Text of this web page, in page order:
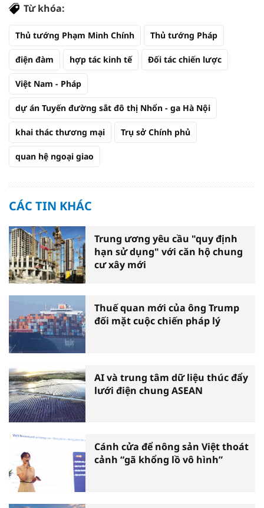
Từ khóa:
Thủ tướng Phạm Minh Chính Thủ tướng Pháp
điện đàm hợp tác kinh tế Đối tác chiến lược
Việt Nam - Pháp
dự án Tuyến đường sắt đô thị Nhổn - ga Hà Nội
khai thác thương mại Trụ sở Chính phủ
quan hệ ngoại giao
CÁC TIN KHÁC
Trung ương yêu cầu "quy định
hạn sử dụng" với căn hộ chung
cư xây mới
Thuế quan mới của ông Trump
đối mặt cuộc chiến pháp lý
AI và trung tâm dữ liệu thúc đẩy
lưới điện chung ASEAN
Cánh cửa để nông sản Việt thoát
cảnh “gã khổng lồ vô hình”